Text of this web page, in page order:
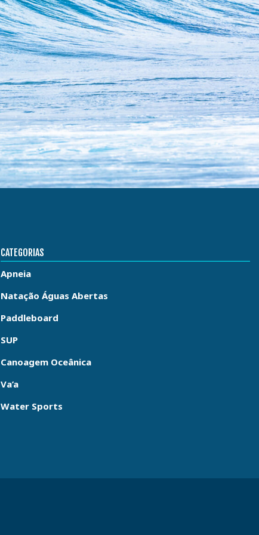
CATEGORIAS
Apneia
Natação Águas Abertas
Paddleboard
SUP
Canoagem Oceânica
Va’a
Water Sports